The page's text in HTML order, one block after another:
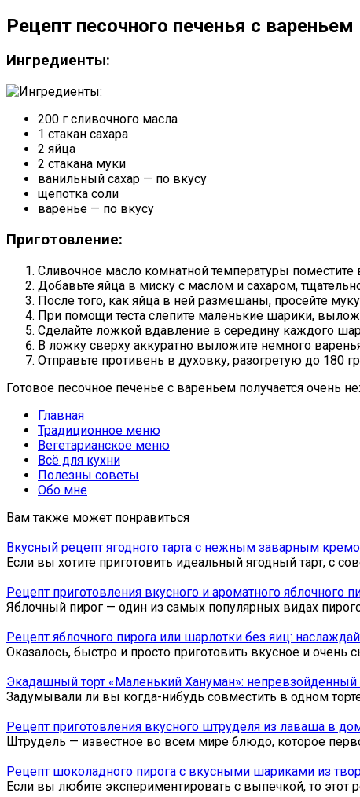
Рецепт песочного печенья с вареньем
Ингредиенты:
200 г сливочного масла
1 стакан сахара
2 яйца
2 стакана муки
ванильный сахар — по вкусу
щепотка соли
варенье — по вкусу
Приготовление:
Сливочное масло комнатной температуры
Добавьте яйца в миску с маслом и сахаром,
После того, как яйца в ней размешаны, просейте
При помощи теста слепите маленькие шарики,
Сделайте ложкой вдавление в середину каждого
В ложку сверху аккуратно выложите немного
Отправьте противень в духовку, разогретую до 180
Готовое песочное печенье с вареньем получается
Главная
Традиционное меню
Вегетарианское меню
Всё для кухни
Полезны советы
Обо мне
Вам также может понравиться
Вкусный рецепт ягодного тарта с нежным заварным
Если вы хотите приготовить идеальный ягодный тарт,
Рецепт приготовления вкусного и ароматного яблочного
Яблочный пирог — один из самых популярных видах
Рецепт яблочного пирога или шарлотки без яиц:
Оказалось, быстро и просто приготовить вкусное и
Экадашный торт «Маленький Хануман»: непревзойденный
Задумывали ли вы когда-нибудь совместить в одном
Рецепт приготовления вкусного штруделя из лаваша в
Штрудель — известное во всем мире блюдо, которое
Рецепт шоколадного пирога с вкусными шариками из
Если вы любите экспериментировать с выпечкой, то